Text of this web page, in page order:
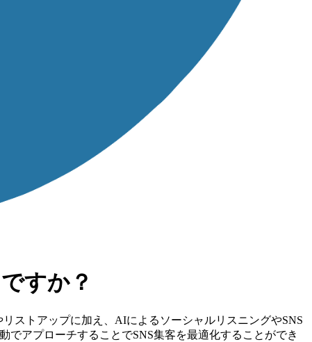
すか？
ストアップに加え、AIによるソーシャルリスニングやSNS
アプローチすることでSNS集客を最適化することができ